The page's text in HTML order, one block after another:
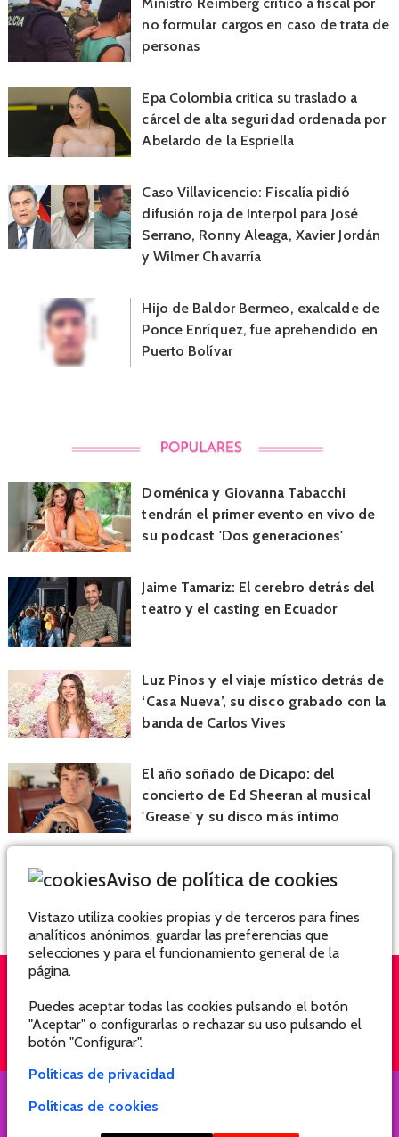
no formular cargos en caso de trata de
personas
Epa Colombia critica su traslado a
cárcel de alta seguridad ordenada por
Abelardo de la Espriella
Caso Villavicencio: Fiscalía pidió
difusión roja de Interpol para José
Serrano, Ronny Aleaga, Xavier Jordán
y Wilmer Chavarría
Hijo de Baldor Bermeo, exalcalde de
Ponce Enríquez, fue aprehendido en
Puerto Bolívar
Doménica y Giovanna Tabacchi
tendrán el primer evento en vivo de
su podcast 'Dos generaciones'
Jaime Tamariz: El cerebro detrás del
teatro y el casting en Ecuador
Luz Pinos y el viaje místico detrás de
‘Casa Nueva’, su disco grabado con la
banda de Carlos Vives
El año soñado de Dicapo: del
concierto de Ed Sheeran al musical
'Grease' y su disco más íntimo
QUIÉNES SOMOS
Aviso de política de cookies
Vistazo utiliza cookies propias y de terceros para fines
analíticos anónimos, guardar las preferencias que
selecciones y para el funcionamiento general de la
página.
Puedes aceptar todas las cookies pulsando el botón
"Aceptar" o configurarlas o rechazar su uso pulsando el
botón "Configurar".
Políticas de privacidad
Políticas de cookies